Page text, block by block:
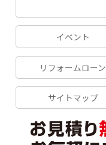
イベント
リフォームローン
サイトマップ